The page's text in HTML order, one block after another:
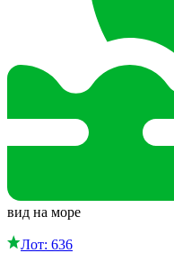
вид на море
Лот: 636